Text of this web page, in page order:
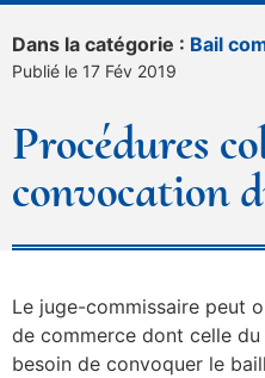
Dans la catégorie : Bail
Publié le 17 Fév 2019
Procédures
convocation
Le juge-commissaire peut
de commerce dont celle
besoin de convoquer le